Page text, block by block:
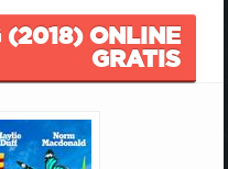
(2018) ONLINE
GRATIS